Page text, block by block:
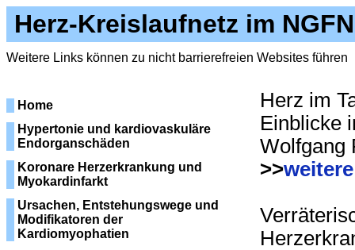
Herz-Kreislaufnetz im NGFN
Weitere Links können zu nicht barrierefreien Websites führen
Home
Hypertonie und kardiovaskuläre
Endorganschäden
Koronare Herzerkrankung und
Myokardinfarkt
Ursachen, Entstehungswege und
Modifikatoren der
Kardiomyophatien
Herz im
Einblicke
Wolfgang
>>